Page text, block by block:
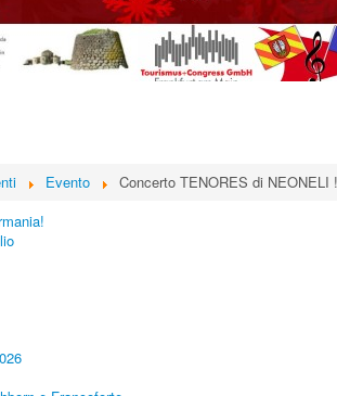
Evento
Concerto TENORES di NEONELI